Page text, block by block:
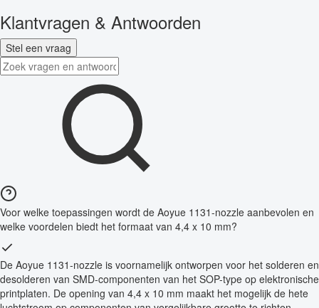
Klantvragen & Antwoorden
Stel een vraag
Voor welke toepassingen wordt de Aoyue 1131-nozzle aanbevolen en
welke voordelen biedt het formaat van 4,4 x 10 mm?
De Aoyue 1131-nozzle is voornamelijk ontworpen voor het solderen en
desolderen van SMD-componenten van het SOP-type op elektronische
printplaten. De opening van 4,4 x 10 mm maakt het mogelijk de hete